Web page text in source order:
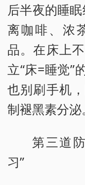
后半夜的睡
离咖啡、浓
品。在床上
立“床=睡觉”
也别刷手机
制褪黑素分泌。
第三道
习”